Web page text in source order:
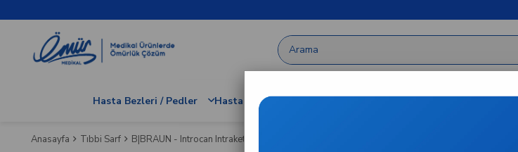
Hasta Bezleri / Pedler Hastane / Klinik Demirbaşlar Tıbbi Cihazlar Tıbbi Sarf
Anasayfa Tıbbi Sarf B|BRAUN - Introcan Intraket - 24g Sarı